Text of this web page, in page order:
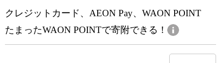
クレジットカード、AEON Pay、WAON POINT
たまったWAON POINTで寄附できる！